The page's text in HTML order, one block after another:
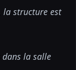
la structure est
la salle